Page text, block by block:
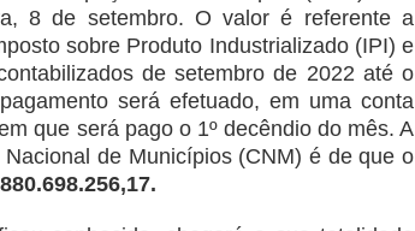
8 de setembro. O valor é referente a
sobre Produto Industrializado (IPI) e
de setembro de 2022 até o
será efetuado, em uma conta
que será pago o 1º decêndio do mês. A
de Municípios (CNM) é de que o